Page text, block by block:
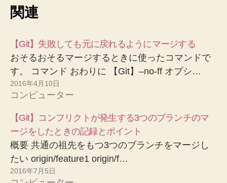
関連
【Git】失敗しても元に戻れるようにマージする
おそるおそるマージするときに使ったコマンドで
す。 コマンド おわりに 【Git】–no-ff オプシ…
2016年4月10日
コンピューター
【Git】コンフリクトが発生する3つのブランチのマ
ージをしたときの記録とポイント
概要 共通の祖先をもつ3つのブランチをマージし
たい origin/feature1 origin/f…
2016年7月5日